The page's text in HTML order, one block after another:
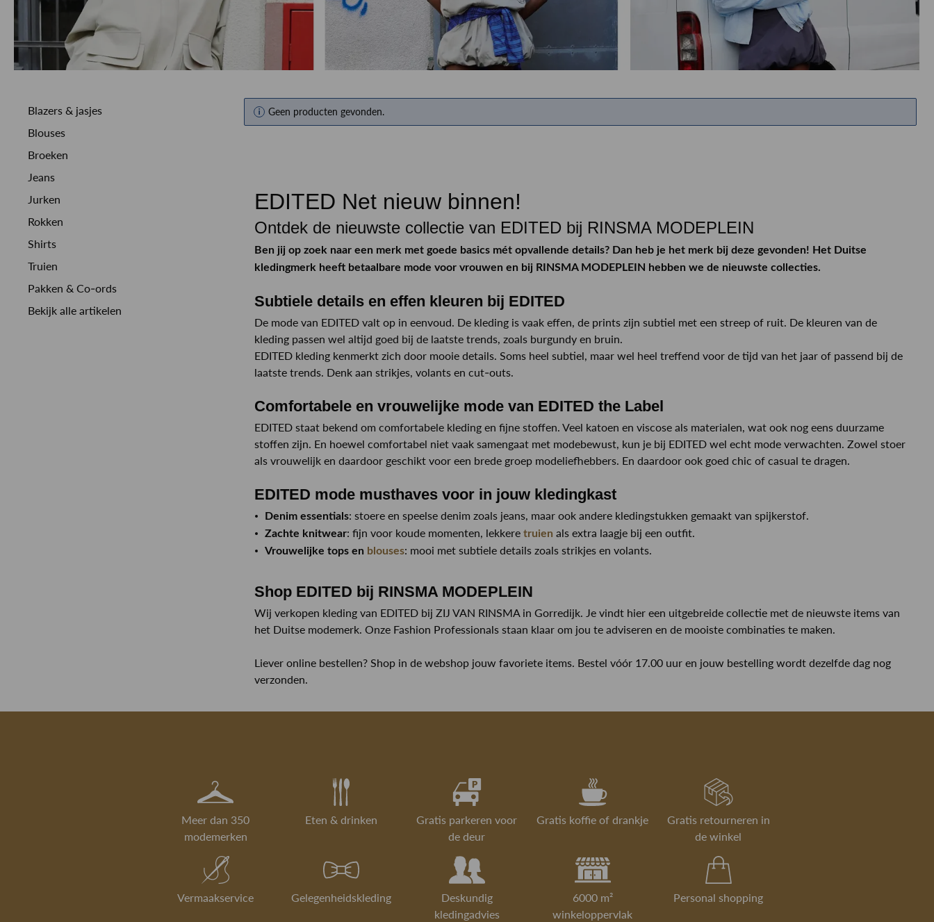
Herenkappers de Vos
ETEN & DRINKEN >
SHOP SALE
SHOP SALE
Blazers & jasjes
Blouses
Broeken
Jeans
Jurken
Rokken
Shirts
Truien
Pakken & Co-ords
Bekijk alle artikelen
Geen producten gevonden.
EDITED Net nieuw binnen!
Ontdek de nieuwste collectie van EDITED bij RINSMA MODEPLEIN
Ben jij op zoek naar een merk met goede basics mét opvallende details? Dan heb je het merk bij deze gevonden! Het Duitse
kledingmerk heeft betaalbare mode voor vrouwen en bij RINSMA MODEPLEIN hebben we de nieuwste collecties.
Subtiele details en effen kleuren bij EDITED
De mode van EDITED valt op in eenvoud. De kleding is vaak effen, de prints zijn subtiel met een streep of ruit. De kleuren van de
kleding passen wel altijd goed bij de laatste trends, zoals burgundy en bruin.
EDITED kleding kenmerkt zich door mooie details. Soms heel subtiel, maar wel heel treffend voor de tijd van het jaar of passend bij de
laatste trends. Denk aan strikjes, volants en cut-outs.
Comfortabele en vrouwelijke mode van EDITED the Label
EDITED staat bekend om comfortabele kleding en fijne stoffen. Veel katoen en viscose als materialen, wat ook nog eens duurzame
stoffen zijn. En hoewel comfortabel niet vaak samengaat met modebewust, kun je bij EDITED wel echt mode verwachten. Zowel stoer
als vrouwelijk en daardoor geschikt voor een brede groep modeliefhebbers. En daardoor ook goed chic of casual te dragen.
EDITED mode musthaves voor in jouw kledingkast
Denim essentials: stoere en speelse denim zoals jeans, maar ook andere kledingstukken gemaakt van spijkerstof.
Zachte knitwear: fijn voor koude momenten, lekkere truien als extra laagje bij een outfit.
Vrouwelijke tops en blouses: mooi met subtiele details zoals strikjes en volants.
Shop EDITED bij RINSMA MODEPLEIN
Wij verkopen kleding van EDITED bij ZIJ VAN RINSMA in Gorredijk. Je vindt hier een uitgebreide collectie met de nieuwste items van
het Duitse modemerk. Onze Fashion Professionals staan klaar om jou te adviseren en de mooiste combinaties te maken.
Liever online bestellen? Shop in de webshop jouw favoriete items. Bestel vóór 17.00 uur en jouw bestelling wordt dezelfde dag nog
verzonden.
Meer dan 350
modemerken
Eten & drinken
Gratis parkeren voor
de deur
Gratis koffie of drankje
Gratis retourneren in
de winkel
Vermaakservice Gelegenheidskleding
Deskundig
kledingadvies
6000 m²
winkeloppervlak
Personal shopping